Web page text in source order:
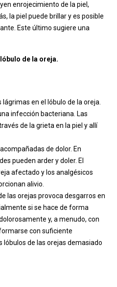
enrojecimiento de la piel,
la piel puede brillar y es posible
Este último sugiere una
de la oreja.
en el lóbulo de la oreja.
infección bacteriana. Las
de la grieta en la piel y allí
de dolor. En
pueden arder y doler. El
afectado y los analgésicos
alivio.
las orejas provoca desgarros en
si se hace de forma
y, a menudo, con
con suficiente
de las orejas demasiado